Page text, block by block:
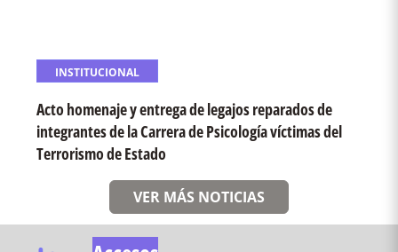
INSTITUCIONAL
Acto homenaje y entrega de legajos reparados de
integrantes de la Carrera de Psicología víctimas del
Terrorismo de Estado
VER MÁS NOTICIAS